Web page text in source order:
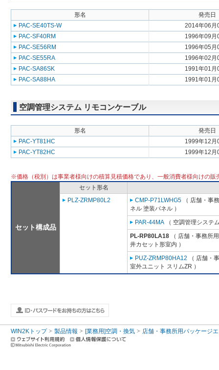
形名
発売日
PAC-SE40TS-W
2014年06月
PAC-SF40RM
1996年09月
PAC-SE56RM
1996年05月
PAC-SE55RA
1996年02月
PAC-SA86SK
1991年01月
PAC-SA88HA
1991年01月
空調管理システム リモコンケーブル
形名
発売日
PAC-YT81HC
1999年12月
PAC-YT82HC
1999年12月
※価格（税別）は事業者様向けの積算見積価格であり、一般消費者様向けの販
セット構成品
セット形名
PLZ-ZRMP80L2
CMP-P71LWHG5 （ 店舗・事
ネル 塗装パネル ）
PAR-44MA （ 空調管理システ
PL-RP80LA18 （ 店舗・事務所
井カセット形室内 ）
PUZ-ZRMP80HA12 （ 店舗・
室外ユニット スリムZR ）
WIN2Kトップ 製品情報 [業務用]空調・換気 店舗・事務所用パッケージ